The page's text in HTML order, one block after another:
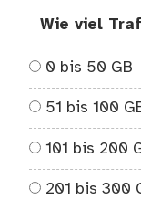
Wie viel
0 bis 50 GB
51 bis 100
101 bis 200
201 bis 300